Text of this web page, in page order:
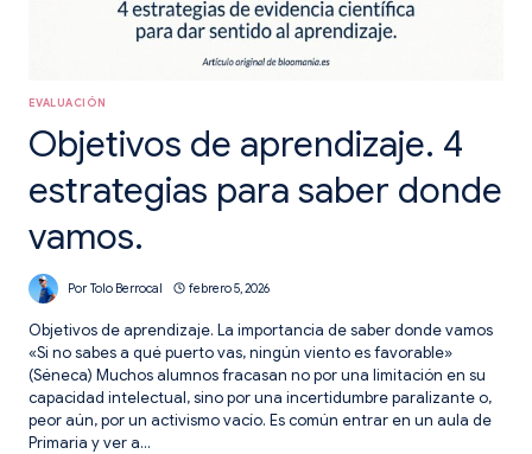
EVALUACIÓN
Objetivos de aprendizaje. 4
estrategias para saber donde
vamos.
Por Tolo Berrocal febrero 5, 2026
Objetivos de aprendizaje. La importancia de saber donde vamos
«Si no sabes a qué puerto vas, ningún viento es favorable»
(Séneca) Muchos alumnos fracasan no por una limitación en su
capacidad intelectual, sino por una incertidumbre paralizante o,
peor aún, por un activismo vacío. Es común entrar en un aula de
Primaria y ver a…